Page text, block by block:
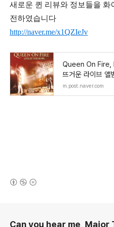
새로운 퀸 리뷰와 정보들을 화
전하였습니다
http://naver.me/x1QZIeJv
Queen On Fire,
뜨거운 라이브 앨
m.post.naver.com
Can you hear me, Major